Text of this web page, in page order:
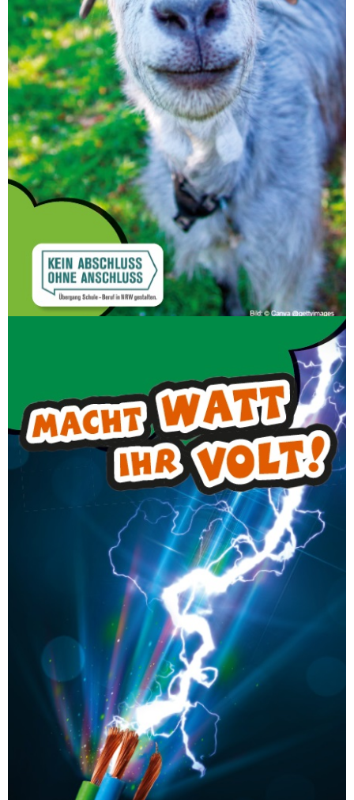
Du lernst nicht nur unterschiedliche Verkaufs-
und Werbetechniken kennen, sondern auch
den Umgang mit verschiedenen
Kassensystemen.
Kundengespräche werden geübt und das
Sortiment geplant.
Sei dabei und wecke den Verkaufsprofi in dir!
Elektro
PRAXISKURS WIRD DIESES JAHR NICHT
ANGEBOTEN!
Handy laden? Playstation spielen? All das geht
nur mit Strom! Aber woher kommt der
überhaupt? Wo fließt er hin? Und wieso fließt
er überhaupt – das macht doch nur Wasser,
oder?!
So viele Fragen, aber es gibt Antworten
darauf! Im Praxis-Check beim Bildungsträger